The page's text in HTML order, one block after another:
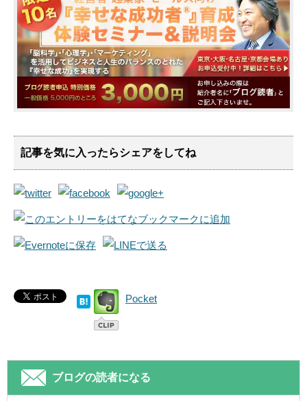
記事を気に入ったらシェアをしてね
Pocket
ブログの読者になる